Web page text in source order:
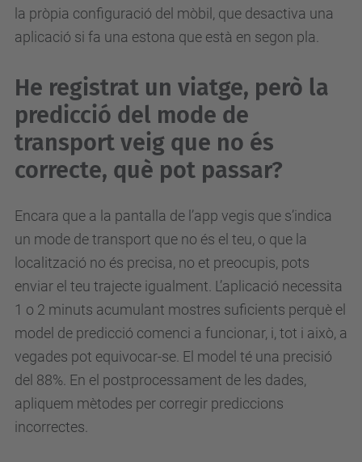
la pròpia configuració del mòbil, que desactiva una
aplicació si fa una estona que està en segon pla.
He registrat un viatge, però la
predicció del mode de
transport veig que no és
correcte, què pot passar?
Encara que a la pantalla de l’app vegis que s’indica
un mode de transport que no és el teu, o que la
localització no és precisa, no et preocupis, pots
enviar el teu trajecte igualment. L’aplicació necessita
1 o 2 minuts acumulant mostres suficients perquè el
model de predicció comenci a funcionar, i, tot i això, a
vegades pot equivocar-se. El model té una precisió
del 88%. En el postprocessament de les dades,
apliquem mètodes per corregir prediccions
incorrectes.